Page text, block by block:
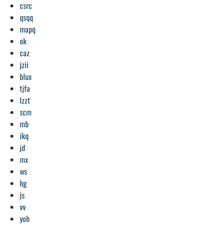
csrc
qsqq
mapq
ok
caz
jzii
blux
tjfa
lzzt
scm
mb
ikq
jd
mx
ws
hg
js
vv
yoh